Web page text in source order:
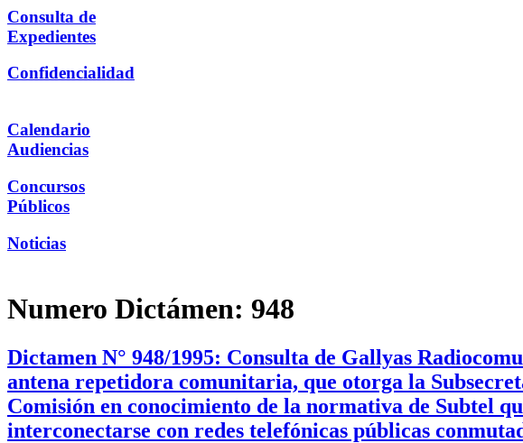
Consulta de
Expedientes
Confidencialidad
Calendario
Audiencias
Concursos
Públicos
Noticias
Numero Dictámen: 948
Dictamen N° 948/1995: Consulta de Gallyas
antena repetidora comunitaria, que otorga la
Comisión en conocimiento de la normativa de Subtel
interconectarse con redes telefónicas públicas